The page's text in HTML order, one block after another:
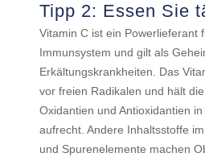
Tipp 2: Essen Sie
Vitamin C ist ein Powerlieferant
Immunsystem und gilt als
Erkältungskrankheiten. Das
vor freien Radikalen und hält
Oxidantien und Antioxidantien
aufrecht. Andere Inhaltsstoffe
und Spurenelemente machen